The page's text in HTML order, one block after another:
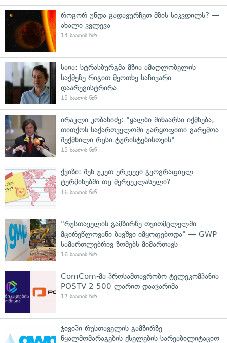
როგორ უნდა გადავურჩეთ მზის სიკვდილს? —
ახალი კვლევა
14 საათის წინ
საია: სტრასბურგმა მზია ამაღლობელის
საქმეზე რიგით მეოთხე საჩივარი
დაარეგისტრირა
15 საათის წინ
ირაკლი კობახიძე: "ყალბი შინაარსი იქმნება,
თითქოს საქართველოში უარყოფითი გარემოა
შექმნილი რუსი ტურისტებისთვის"
15 საათის წინ
ქვიზი: შენ უკეთ ერკვევი გეოგრაფიულ
ტერმინებში თუ მერვეკლასელი?
16 საათის წინ
"რუსთაველის გამზირზე თვითმცლელში
მცირეწლოვანი ბავშვი იმყოფებოდა" — GWP
სამართლებრივ ზომებს მიმართავს
16 საათის წინ
ComCom-მა პროსამთავრობო ტელეკომპანია
POSTV 2 500 ლარით დააჯარიმა
17 საათის წინ
ჯივიპი რუსთაველის გამზირზე
წყალმომარაგების ქსელების სარეაბილიტაციო